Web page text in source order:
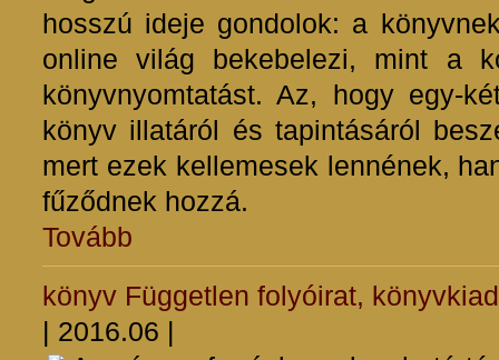
hosszú ideje gondolok: a
online világ bekebelezi, mint a
könyvnyomtatást. Az, hogy egy-
könyv illatáról és tapintásáról
mert ezek kellemesek lennének,
fűződnek hozzá.
Tovább
könyv Független folyóirat,
| 2016.06 |